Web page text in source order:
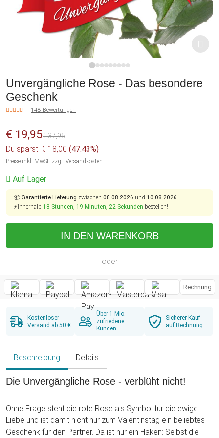
Unvergängliche Rose - Das besondere
Geschenk
148 Bewertungen
€ 19,95€ 37,95
Du sparst: € 18,00 (47.43%)
Preise inkl. MwSt. zzgl. Versandkosten
Auf Lager
📦 Garantierte Lieferung zwischen 08.08.2026 und 10.08.2026.
⚡Innerhalb 18 Stunden, 19 Minuten, 21 Sekunden bestellen!
IN DEN WARENKORB
oder
Rechnung
Kostenloser
Versand ab 50 €
Über 1 Mio.
zufriedene
Kunden
Sicherer Kauf
auf Rechnung
Beschreibung Details
Die Unvergängliche Rose - verblüht nicht!
Ohne Frage steht die rote Rose als Symbol für die ewige
Liebe und ist damit nicht nur zum Valentinstag ein beliebtes
Geschenk für den Partner. Da ist nur ein Haken: Selbst die